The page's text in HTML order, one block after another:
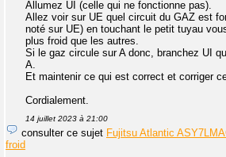
Allumez UI (celle qui ne fonctionne pas).
Allez voir sur UE quel circuit du GAZ est
noté sur UE) en touchant le petit tuyau
plus froid que les autres.
Si le gaz circule sur A donc, branchez UI
A.
Et maintenir ce qui est correct et corriger
Cordialement.
14 juillet 2023 à 21:00
consulter ce sujet Fujitsu Atlantic
froid